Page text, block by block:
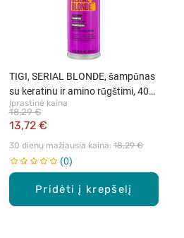
Pridėti į krepšelį
TIGI, SERIAL BLONDE, šampūnas
su keratinu ir amino rūgštimi, 400
ml
Įprastinė kaina
13,72 €
18,29 €
30 dienų mažiausia kaina: 18,29 €
0